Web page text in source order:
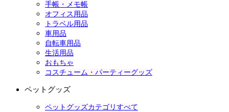
手帳・メモ帳
オフィス用品
トラベル用品
車用品
自転車用品
生活用品
おもちゃ
コスチューム・パーティーグッズ
ペットグッズ
ペットグッズカテゴリすべて